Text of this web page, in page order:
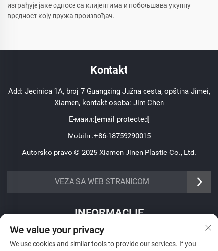
изграђује јаке односе са клијентима и побољшава укупну
вредност коју пружа произвођач.
Kontakt
Add: Jedinica 1A, broj 7 Guangxing Južna cesta, opština Jimei,
Xiamen, kontakt osoba: Jim Chen
Е-маил:[email protected]
Mobilni:+86-18759290015
Autorsko pravo © 2025 Xiamen Jinen Plastic Co., Ltd.
VEZA SA WEB STRANICOM
https://www.jinenplastic.com/service
https://www.jinenplastic.com/projects
INFORMACIJE
Prijavite se da primate naš nedeljni bilten
We value your privacy
We use cookies and similar tools to provide our services. If you